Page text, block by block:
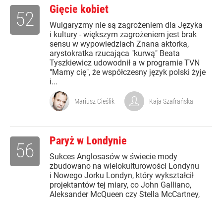
Gięcie kobiet
Wulgaryzmy nie są zagrożeniem dla Języka
i kultury - większym zagrożeniem jest brak
sensu w wypowiedziach Znana aktorka,
arystokratka rzucająca "kurwą" Beata
Tyszkiewicz udowodnił a w programie TVN
"Mamy cię", że współczesny język polski żyje
i...
52
Mariusz Cieślik Kaja Szafrańska
Paryż w Londynie
Sukces Anglosasów w świecie mody
zbudowano na wielokulturowości Londynu
i Nowego Jorku Londyn, który wykształcił
projektantów tej miary, co John Galliano,
Aleksander McQueen czy Stella McCartney,
56